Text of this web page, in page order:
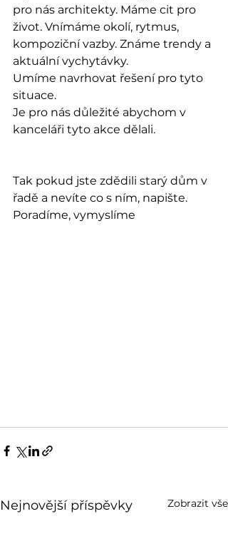
pro nás architekty. Máme cit pro
život. Vnímáme okolí, rytmus,
kompoziční vazby. Známe trendy a
aktuální vychytávky.
Umíme navrhovat řešení pro tyto
situace.
Je pro nás důležité abychom v
kanceláři tyto akce dělali.
Tak pokud jste zdědili starý dům v
řadě a nevíte co s ním, napište.
Poradíme, vymyslíme
Nejnovější příspěvky Zobrazit vše